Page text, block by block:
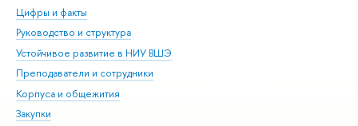
Цифры и факты
Руководство и структура
Устойчивое развитие в НИУ ВШЭ
Преподаватели и сотрудники
Корпуса и общежития
Закупки